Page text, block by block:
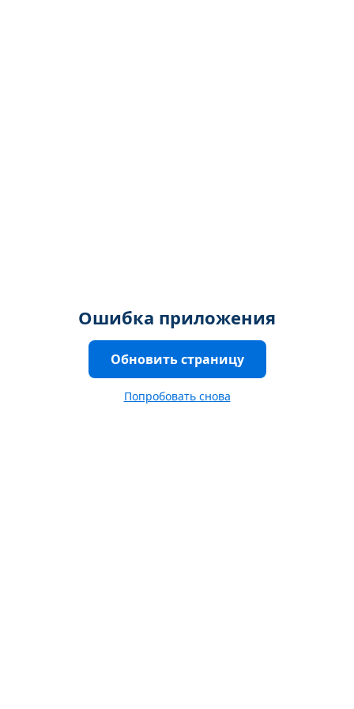
Ошибка приложения
Обновить страницу
Попробовать снова